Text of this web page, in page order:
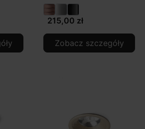
215,00 zł
Zobacz szczegóły